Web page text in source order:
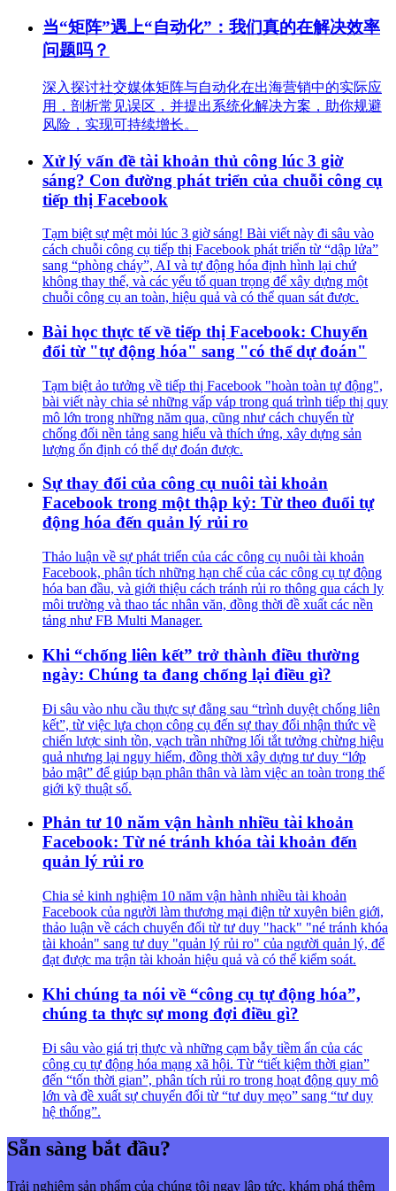
当“矩阵”遇上“自动化”：我们真的在解决效率
问题吗？
深入探讨社交媒体矩阵与自动化在出海营销中的实际应
用，剖析常见误区，并提出系统化解决方案，助你规避
风险，实现可持续增长。
Xử lý vấn đề tài khoản thủ công lúc 3 giờ
sáng? Con đường phát triển của chuỗi công cụ
tiếp thị Facebook
Tạm biệt sự mệt mỏi lúc 3 giờ sáng! Bài viết này đi sâu vào
cách chuỗi công cụ tiếp thị Facebook phát triển từ “dập lửa”
sang “phòng cháy”, AI và tự động hóa định hình lại chứ
không thay thế, và các yếu tố quan trọng để xây dựng một
chuỗi công cụ an toàn, hiệu quả và có thể quan sát được.
Bài học thực tế về tiếp thị Facebook: Chuyển
đổi từ "tự động hóa" sang "có thể dự đoán"
Tạm biệt ảo tưởng về tiếp thị Facebook "hoàn toàn tự động",
bài viết này chia sẻ những vấp váp trong quá trình tiếp thị quy
mô lớn trong những năm qua, cũng như cách chuyển từ
chống đối nền tảng sang hiểu và thích ứng, xây dựng sản
lượng ổn định có thể dự đoán được.
Sự thay đổi của công cụ nuôi tài khoản
Facebook trong một thập kỷ: Từ theo đuổi tự
động hóa đến quản lý rủi ro
Thảo luận về sự phát triển của các công cụ nuôi tài khoản
Facebook, phân tích những hạn chế của các công cụ tự động
hóa ban đầu, và giới thiệu cách tránh rủi ro thông qua cách ly
môi trường và thao tác nhân văn, đồng thời đề xuất các nền
tảng như FB Multi Manager.
Khi “chống liên kết” trở thành điều thường
ngày: Chúng ta đang chống lại điều gì?
Đi sâu vào nhu cầu thực sự đằng sau “trình duyệt chống liên
kết”, từ việc lựa chọn công cụ đến sự thay đổi nhận thức về
chiến lược sinh tồn, vạch trần những lối tắt tưởng chừng hiệu
quả nhưng lại nguy hiểm, đồng thời xây dựng tư duy “lớp
bảo mật” để giúp bạn phân thân và làm việc an toàn trong thế
giới kỹ thuật số.
Phản tư 10 năm vận hành nhiều tài khoản
Facebook: Từ né tránh khóa tài khoản đến
quản lý rủi ro
Chia sẻ kinh nghiệm 10 năm vận hành nhiều tài khoản
Facebook của người làm thương mại điện tử xuyên biên giới,
thảo luận về cách chuyển đổi từ tư duy "hack" "né tránh khóa
tài khoản" sang tư duy "quản lý rủi ro" của người quản lý, để
đạt được ma trận tài khoản hiệu quả và có thể kiểm soát.
Khi chúng ta nói về “công cụ tự động hóa”,
chúng ta thực sự mong đợi điều gì?
Đi sâu vào giá trị thực và những cạm bẫy tiềm ẩn của các
công cụ tự động hóa mạng xã hội. Từ “tiết kiệm thời gian”
đến “tốn thời gian”, phân tích rủi ro trong hoạt động quy mô
lớn và đề xuất sự chuyển đổi từ “tư duy mẹo” sang “tư duy
hệ thống”.
Sẵn sàng bắt đầu?
Trải nghiệm sản phẩm của chúng tôi ngay lập tức, khám phá thêm